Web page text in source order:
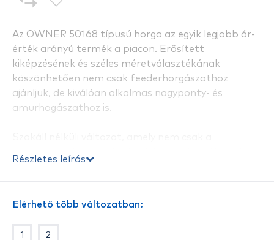
Az OWNER 50168 típusú horga az egyik legjobb ár-
érték arányú termék a piacon. Erősített
kiképzésének és széles méretválasztékának
köszönhetően nem csak feederhorgászathoz
ajánljuk, de kiválóan alkalmas nagyponty- és
amurhogászathoz is.
Részletes leírás
Elérhető több változatban:
1 2